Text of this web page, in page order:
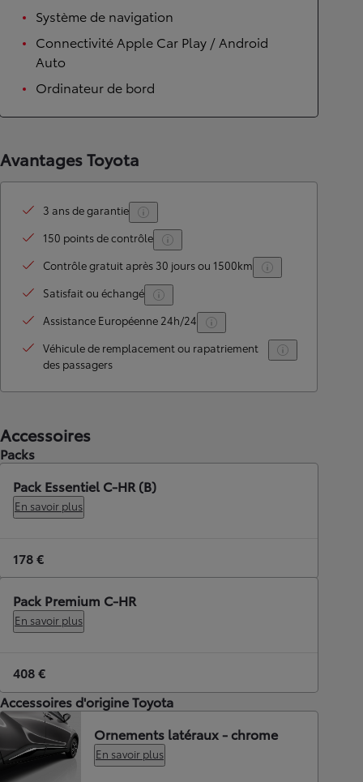
Système de navigation
Connectivité Apple Car Play / Android
Auto
Ordinateur de bord
Avantages Toyota
3 ans de garantie
150 points de contrôle
Contrôle gratuit après 30 jours ou 1500km
Satisfait ou échangé
Assistance Européenne 24h/24
Véhicule de remplacement ou rapatriement
des passagers
Accessoires
Packs
Pack Essentiel C-HR (B)
En savoir plus
178 €
Pack Premium C-HR
En savoir plus
408 €
Accessoires d'origine Toyota
Ornements latéraux - chrome
En savoir plus